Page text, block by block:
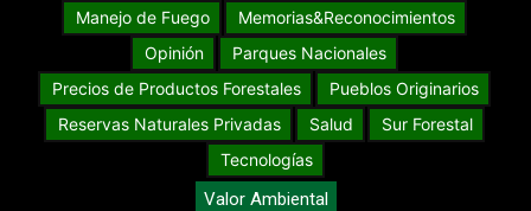
Manejo de Fuego
Memorias&Reconocimientos
Opinión
Parques Nacionales
Precios de Productos Forestales
Pueblos Originarios
Reservas Naturales Privadas
Salud
Sur Forestal
Tecnologías
Valor Ambiental